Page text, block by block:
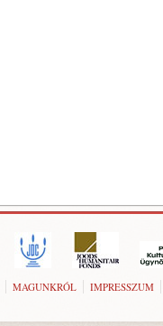
MAGUNKRÓL IMPRESSZUM